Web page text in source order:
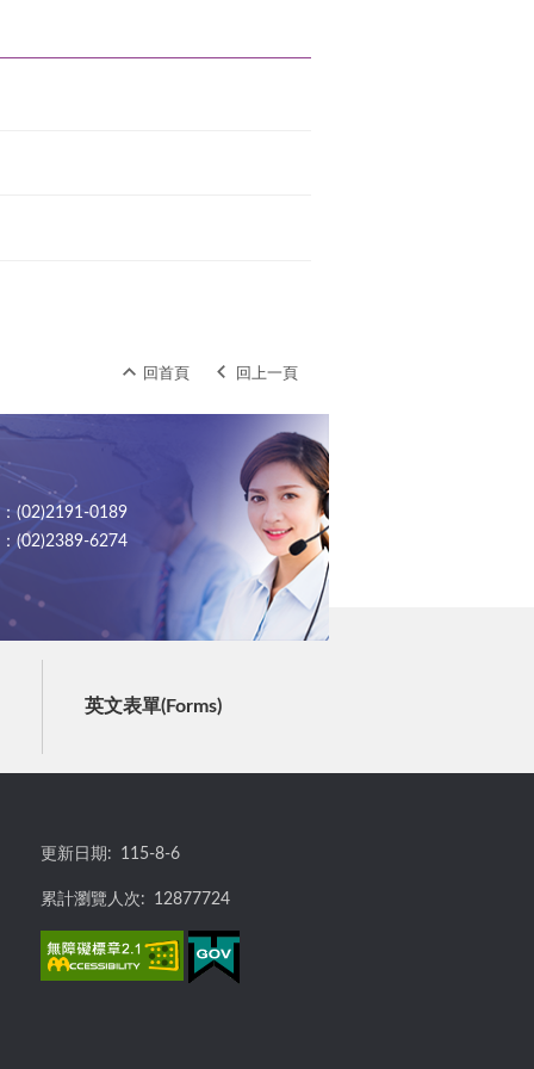
回首頁 回上一頁
(02)2191-0189
(02)2389-6274
英文表單(Forms)
更新日期: 115-8-6
累計瀏覽人次: 12877724